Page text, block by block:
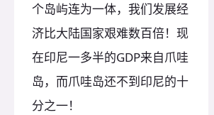
个岛屿连为一体，我们发展经
济比大陆国家艰难数百倍！现
在印尼一多半的GDP来自爪哇
岛，而爪哇岛还不到印尼的十
分之一！